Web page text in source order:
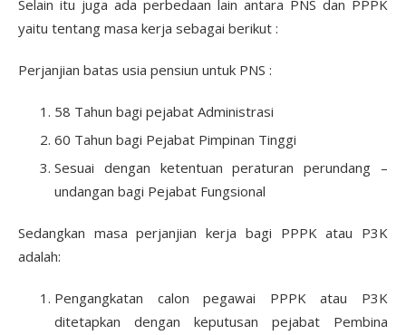
Selain itu juga ada perbedaan lain antara PNS dan PPPK
yaitu tentang masa kerja sebagai berikut :
Perjanjian batas usia pensiun untuk PNS :
58 Tahun bagi pejabat Administrasi
60 Tahun bagi Pejabat Pimpinan Tinggi
Sesuai dengan ketentuan peraturan perundang –
undangan bagi Pejabat Fungsional
Sedangkan masa perjanjian kerja bagi PPPK atau P3K
adalah:
Pengangkatan calon pegawai PPPK atau P3K
ditetapkan dengan keputusan pejabat Pembina